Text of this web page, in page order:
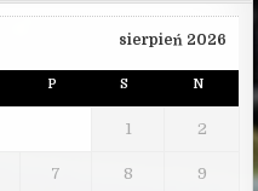
sierpień 2026
P S N
1 2
7 8 9